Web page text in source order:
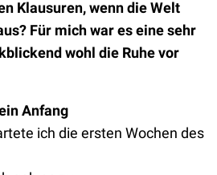
Klausuren, wenn die Welt
Für mich war es eine sehr
wohl die Ruhe vor
Anfang
ich die ersten Wochen des